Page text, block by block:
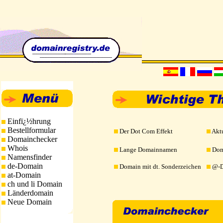
Einfï¿½hrung
Bestellformular
Domainchecker
Whois
Namensfinder
de-Domain
at-Domain
ch und li Domain
Länderdomain
Neue Domain
Der Dot Com Effekt
Lange Domainnamen
Domain mit dt. Sonderzeichen @-